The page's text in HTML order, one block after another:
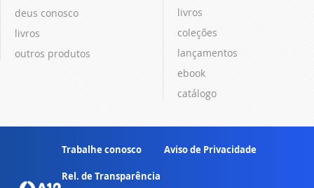
deus conosco
livros
outros produtos
livros
coleções
lançamentos
ebook
catálogo
Trabalhe conosco Aviso de Privacidade
Rel. de Transparência